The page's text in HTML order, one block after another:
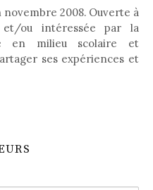
novembre 2008. Ouverte à
et/ou intéressée par la
en milieu scolaire et
ses expériences et